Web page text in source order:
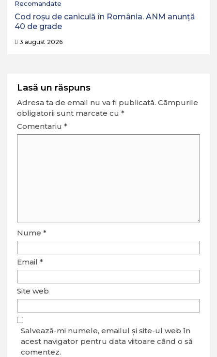
Recomandate
Cod roșu de caniculă în România. ANM anunță
40 de grade
3 august 2026
Lasă un răspuns
Adresa ta de email nu va fi publicată. Câmpurile
obligatorii sunt marcate cu *
Comentariu *
Nume *
Email *
Site web
Salvează-mi numele, emailul și site-ul web în
acest navigator pentru data viitoare când o să
comentez.